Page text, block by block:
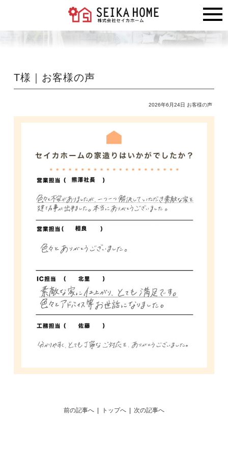
T様｜お客様の声
2026年6月24日 お客様の声
前の記事へ | トップへ | 次の記事へ